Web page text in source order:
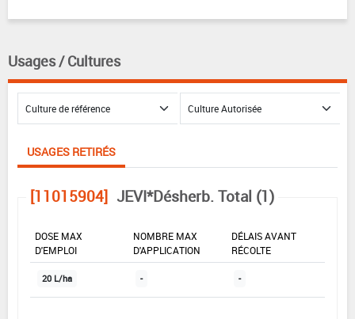
Usages / Cultures
USAGES RETIRÉS
[11015904] JEVI*Désherb. Total (1)
DOSE MAX
D'EMPLOI
NOMBRE MAX
D'APPLICATION
DÉLAIS AVANT
RÉCOLTE
20 L/ha - -